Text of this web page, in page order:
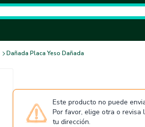
Dañada Placa Yeso Dañada
Este producto no puede
Por favor, elige otra o revisa
tu dirección.